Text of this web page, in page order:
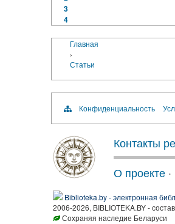
3
4
Главная
›
Статьи
Конфиденциальность
Контакты
О проекте ·
Biblioteka.by - электронная
2006-2026, BIBLIOTEKA.BY -
Сохраняя наследие Беларуси